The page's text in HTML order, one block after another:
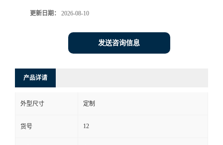
更新日期： 2026-08-10
发送咨询信息
产品详请
外型尺寸 定制
货号 12